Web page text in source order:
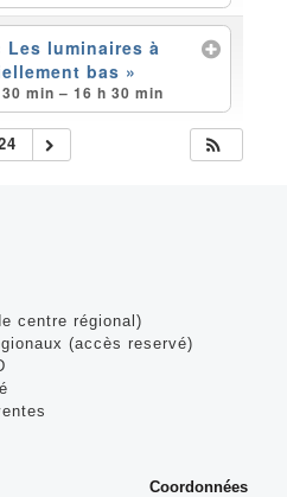
Les luminaires à
bas »
min – 16 h 30 min
centre régional)
(accès reservé)
Coordonnées